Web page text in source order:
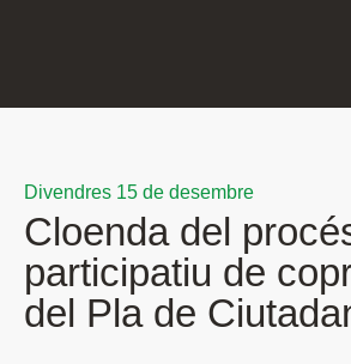
Divendres 15 de desembre
Cloenda del
participatiu de
del Pla de